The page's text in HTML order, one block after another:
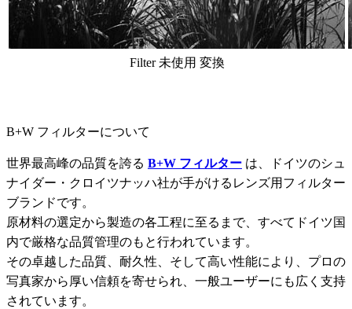
Filter 未使用 変換
B+W フィルターについて
世界最高峰の品質を誇る B+W フィルター は、ドイツのシュ
ナイダー・クロイツナッハ社が手がけるレンズ用フィルター
ブランドです。
原材料の選定から製造の各工程に至るまで、すべてドイツ国
内で厳格な品質管理のもと行われています。
その卓越した品質、耐久性、そして高い性能により、プロの
写真家から厚い信頼を寄せられ、一般ユーザーにも広く支持
されています。